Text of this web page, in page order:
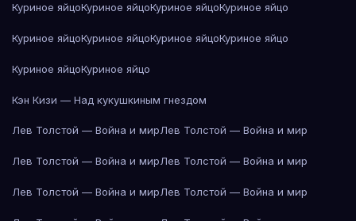
Куриное яйцоКуриное яйцоКуриное яйцоКуриное яйцо
Куриное яйцоКуриное яйцоКуриное яйцоКуриное яйцо
Куриное яйцоКуриное яйцо
Кэн Кизи — Над кукушкиным гнездом
Лев Толстой — Война и мирЛев Толстой — Война и мир
Лев Толстой — Война и мирЛев Толстой — Война и мир
Лев Толстой — Война и мирЛев Толстой — Война и мир